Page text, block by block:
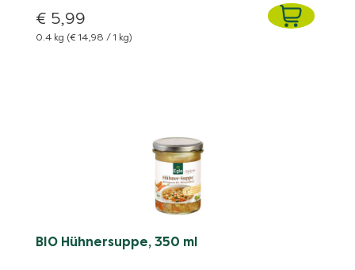
€ 5,99
0.4 kg (€ 14,98 / 1 kg)
BIO Hühnersuppe, 350 ml